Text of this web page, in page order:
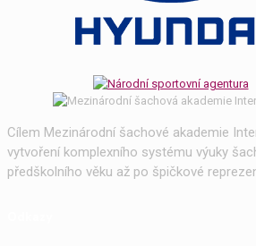
Cílem Mezinárodní šachové akademie
vytvoření komplexního systému výuky
předškolního věku až po špičkové